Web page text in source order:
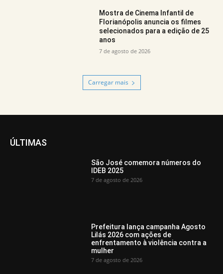
Mostra de Cinema Infantil de
Florianópolis anuncia os filmes
selecionados para a edição de 25
anos
7 de agosto de 2026
Carregar mais
ÚLTIMAS
São José comemora números do
IDEB 2025
7 de agosto de 2026
Prefeitura lança campanha Agosto
Lilás 2026 com ações de
enfrentamento à violência contra a
mulher
7 de agosto de 2026